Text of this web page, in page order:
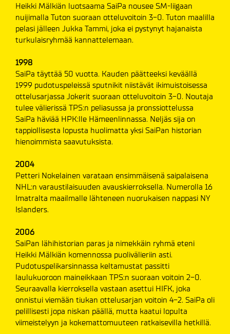
Heikki Mälkiän luotsaama SaiPa nousee SM-liigaan
nuijimalla Tuton suoraan otteluvoitoin 3-0. Tuton maalilla
pelasi jälleen Jukka Tammi, joka ei pystynyt hajanaista
turkulaisryhmää kannattelemaan.
1998
SaiPa täyttää 50 vuotta. Kauden päätteeksi keväällä
1999 pudotuspeleissä sputnikit niistävät ikimuistoisessa
ottelusarjassa Jokerit suoraan otteluvoitoin 3-0. Noutaja
tulee välierissä TPS:n peliasussa ja pronssiottelussa
SaiPa häviää HPK:lle Hämeenlinnassa. Neljäs sija on
tappiollisesta lopusta huolimatta yksi SaiPan historian
hienoimmista saavutuksista.
2004
Petteri Nokelainen varataan ensimmäisenä saipalaisena
NHL:n varaustilaisuuden avauskierroksella. Numerolla 16
Imatralta maailmalle lähteneen nuorukaisen nappasi NY
Islanders.
2006
SaiPan lähihistorian paras ja nimekkäin ryhmä eteni
Heikki Mälkiän komennossa puolivälieriin asti.
Pudotuspelikarsinnassa keltamustat passitti
laulukuoroon maineikkaan TPS:n suoraan voitoin 2-0.
Seuraavalla kierroksella vastaan asettui HIFK, joka
onnistui viemään tiukan ottelusarjan voitoin 4-2. SaiPa oli
pelillisesti jopa niskan päällä, mutta kaatui lopulta
viimeistelyyn ja kokemattomuuteen ratkaisevilla hetkillä.